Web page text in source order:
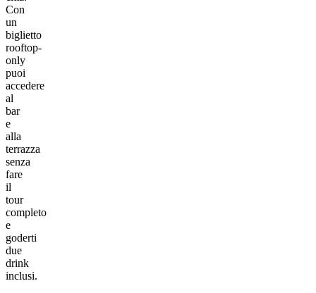
Con
un
biglietto
rooftop-
only
puoi
accedere
al
bar
e
alla
terrazza
senza
fare
il
tour
completo
e
goderti
due
drink
inclusi.